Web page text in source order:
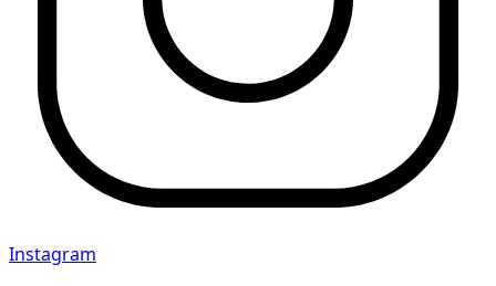
Instagram